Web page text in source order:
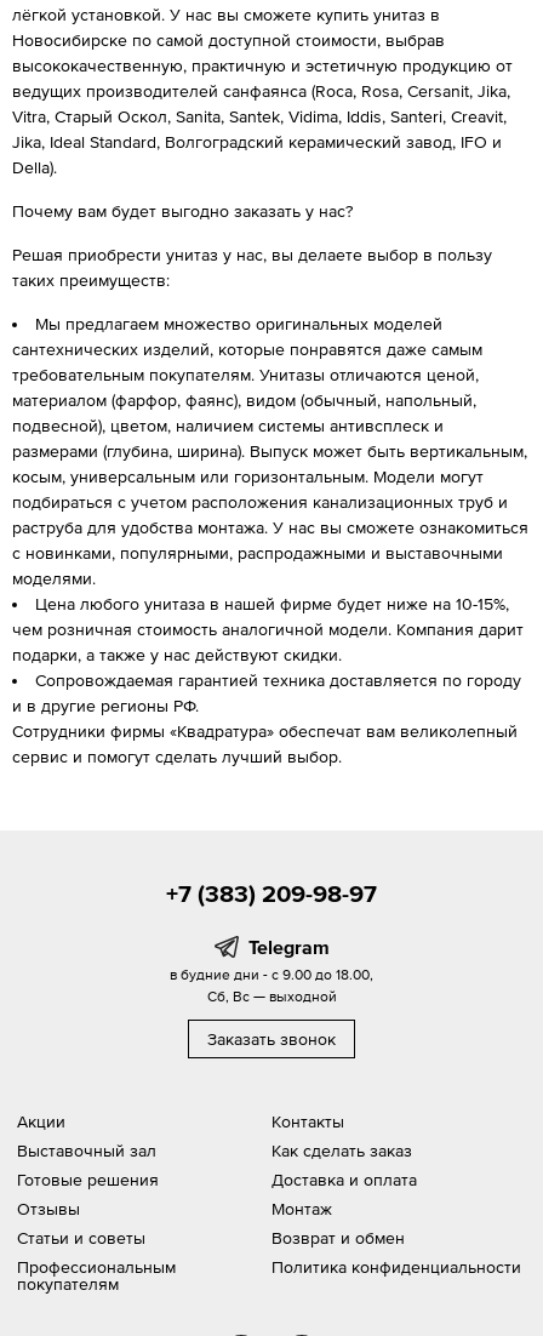
лёгкой установкой. У нас вы сможете купить унитаз в
Новосибирске по самой доступной стоимости, выбрав
высококачественную, практичную и эстетичную продукцию от
ведущих производителей санфаянса (Roca, Rosa, Cersanit, Jika,
Vitra, Старый Оскол, Sanita, Santek, Vidima, Iddis, Santeri, Creavit,
Jika, Ideal Standard, Волгоградский керамический завод, IFO и
Della).
Почему вам будет выгодно заказать у нас?
Решая приобрести унитаз у нас, вы делаете выбор в пользу
таких преимуществ:
Мы предлагаем множество оригинальных моделей
сантехнических изделий, которые понравятся даже самым
требовательным покупателям. Унитазы отличаются ценой,
материалом (фарфор, фаянс), видом (обычный, напольный,
подвесной), цветом, наличием системы антивсплеск и
размерами (глубина, ширина). Выпуск может быть вертикальным,
косым, универсальным или горизонтальным. Модели могут
подбираться с учетом расположения канализационных труб и
раструба для удобства монтажа. У нас вы сможете ознакомиться
с новинками, популярными, распродажными и выставочными
моделями.
Цена любого унитаза в нашей фирме будет ниже на 10-15%,
чем розничная стоимость аналогичной модели. Компания дарит
подарки, а также у нас действуют скидки.
Сопровождаемая гарантией техника доставляется по городу
и в другие регионы РФ.
Сотрудники фирмы «Квадратура» обеспечат вам великолепный
сервис и помогут сделать лучший выбор.
Акции
Выставочный зал
Готовые решения
Отзывы
Статьи и советы
Профессиональным
покупателям
Контакты
Как сделать заказ
Доставка и оплата
Монтаж
Возврат и обмен
Политика конфиденциальности
+7 (383) 209-98-97
Telegram
в будние дни - с 9.00 до 18.00,
Сб, Вс — выходной
Заказать звонок